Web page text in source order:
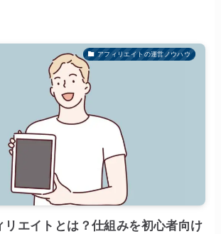
アフィリエイトの運営ノウハウ
リエイトとは？仕組みを初心者向け